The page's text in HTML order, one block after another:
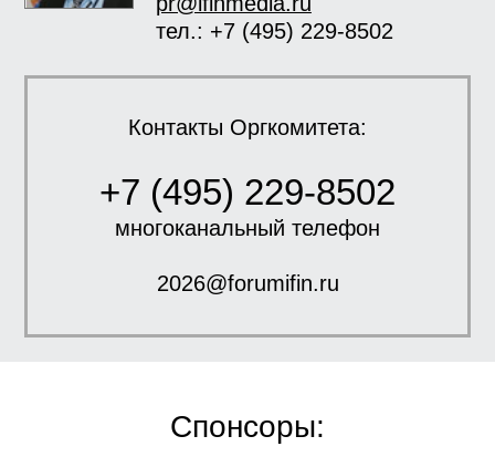
тел.: +7 (495) 229-8502
Контакты Оргкомитета:
+7 (495) 229-8502
многоканальный телефон
2026@forumifin.ru
Спонсоры: